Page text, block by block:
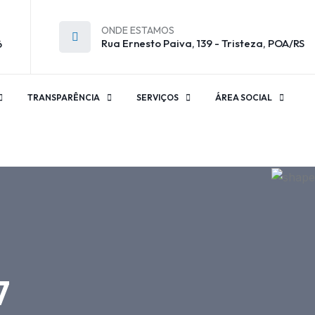
ONDE ESTAMOS
Rua Ernesto Paiva, 139 - Tristeza, POA/RS
TRANSPARÊNCIA SERVIÇOS ÁREA SOCIAL